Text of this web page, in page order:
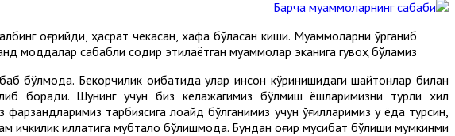
оғрийди, ҳасрат чекасан, хафа бўласан киши. Муаммоларни ўрганиб
моддалар сабабли содир этилаётган муаммолар эканига гувоҳ бўламиз.
бўлмоқда. Бекорчилик оқибатида улар инсон кўринишидаги шайтонлар билан
боради. Шунинг учун биз келажагимиз бўлмиш ёшларимизни турли хил
тарбиясига лоқайд бўлганимиз учун ўғилларимиз у ёқда турсин,
ичкилик иллатига мубтало бўлишмоқда. Бундан оғир мусибат бўлиши мумкинми?!